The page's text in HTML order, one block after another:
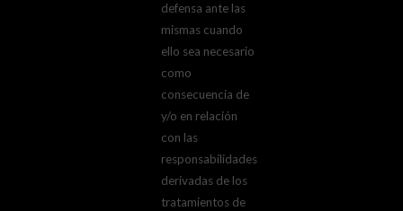
defensa ante las
mismas cuando
ello sea necesario
como
consecuencia de
y/o en relación
con las
responsabilidades
derivadas de los
tratamientos de